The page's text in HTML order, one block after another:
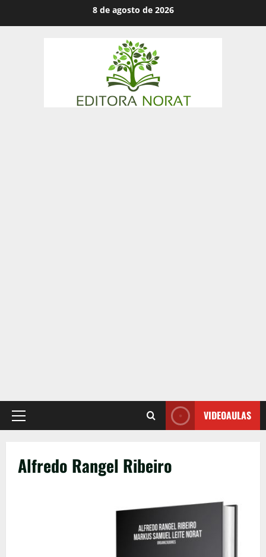
8 de agosto de 2026
Primary
VIDEOAULAS
Alfredo Rangel Ribeiro